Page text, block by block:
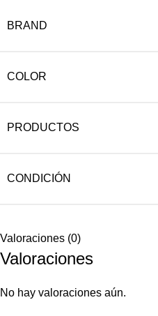
BRAND
COLOR
PRODUCTOS
CONDICIÓN
Valoraciones (0)
Valoraciones
No hay valoraciones aún.